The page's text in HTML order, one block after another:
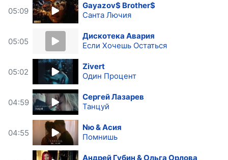
05:09
Gayazov$ Brother$
Санта Лючия
05:05
Дискотека Авария
Если Хочешь Остаться
05:02
Zivert
Один Процент
04:59
Сергей Лазарев
Танцуй
04:55
Nю & Асия
Помнишь
Андрей Губин & Ольга Орлова